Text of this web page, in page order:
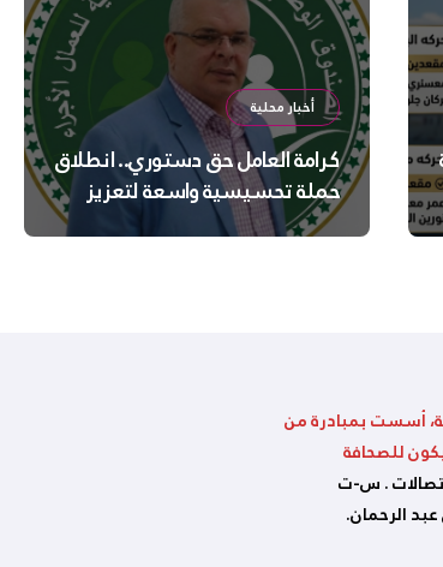
أخبار محلية
كرامة العامل حق دستوري.. انطلاق
حملة تحسيسية واسعة لتعزيز
السلامة الجسدية والنفسية
أسست بمبادرة من
للصحافة
. س-ت